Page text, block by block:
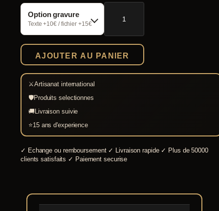
Option gravure
Texte +10€ / fichier +15€
quantité
de
Moyen-
Age
AJOUTER AU PANIER
⚔Artisanat international
🛡Produits selectionnes
🚚Livraison suivie
⭐15 ans d'experience
✓ Echange ou remboursement ✓ Livraison rapide ✓ Plus de 50000
clients satisfaits ✓ Paiement securise